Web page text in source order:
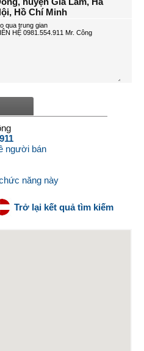
Hồ Chí Minh
người bán
năng này
Trở lại kết quả tìm kiếm